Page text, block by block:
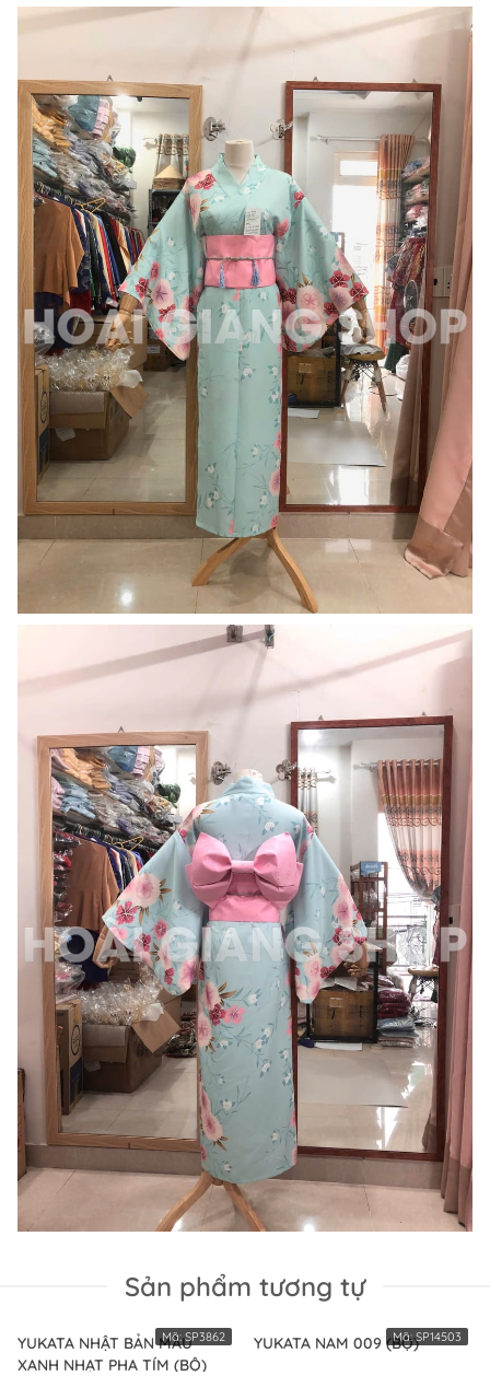
Sản phẩm tương tự
YUKATA NHẬT BẢN MÀU
XANH NHẠT PHA TÍM (BỘ)
Mã:SP3862 YUKATA NAM 009 (BỘ)
Mã:SP14503